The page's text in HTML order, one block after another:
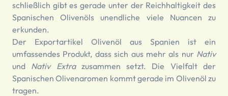
schließlich gibt es gerade unter der Reichhaltigkeit des
Spanischen Olivenöls unendliche viele Nuancen zu
erkunden.
Der Exportartikel Olivenöl aus Spanien ist ein
umfassendes Produkt, dass sich aus mehr als nur Nativ
und Nativ Extrazusammen setzt. Die Vielfalt der
Spanischen Olivenaromen kommt gerade im Olivenöl zu
tragen.